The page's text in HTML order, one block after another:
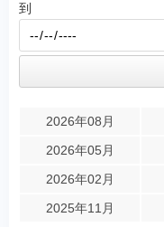
到
2026年08月
2026年05月
2026年02月
2025年11月